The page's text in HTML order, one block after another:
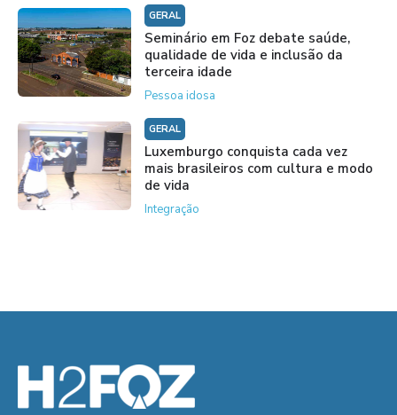
GERAL
Seminário em Foz debate saúde,
qualidade de vida e inclusão da
terceira idade
Pessoa idosa
GERAL
Luxemburgo conquista cada vez
mais brasileiros com cultura e modo
de vida
Integração